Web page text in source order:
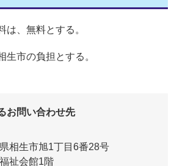
は、無料とする。
生市の負担とする。
お問い合わせ先
相生市旭1丁目6番28号
祉会館1階